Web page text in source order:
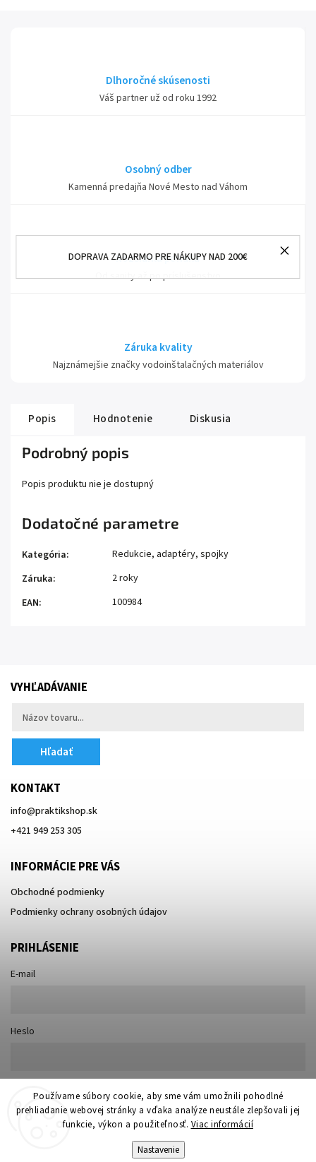
Používame súbory cookie, aby sme vám umožnili pohodlné
prehliadanie webovej stránky a vďaka analýze neustále zlepšovali jej
funkcie, výkon a použiteľnosť. Viac informácií
Nastavenie
DOPRAVA ZADARMO PRE NÁKUPY NAD 200€
Dlhoročné skúsenosti
Váš partner už od roku 1992
Osobný odber
Kamenná predajňa Nové Mesto nad Váhom
Rozsiahla ponuka
Od sanity až po príslušenstvo
Záruka kvality
Najznámejšie značky vodoinštalačných materiálov
Popis Hodnotenie Diskusia
Podrobný popis
Popis produktu nie je dostupný
Dodatočné parametre
Kategória:
Redukcie, adaptéry, spojky
Záruka:
2 roky
EAN: 100984
VYHĽADÁVANIE
Hľadať
KONTAKT
info@praktikshop.sk
+421 949 253 305
INFORMÁCIE PRE VÁS
Obchodné podmienky
Podmienky ochrany osobných údajov
PRIHLÁSENIE
E-mail
Heslo
Prihlásiť sa
Nová registrácia
Zabudnuté heslo